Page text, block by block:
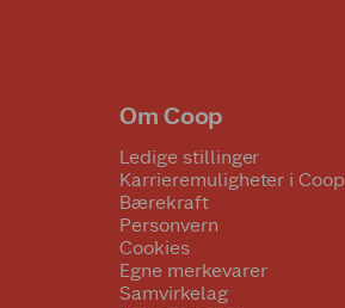
Om Coop
Ledige stillinger
Karrieremuligheter i Coop
Bærekraft
Personvern
Cookies
Egne merkevarer
Samvirkelag